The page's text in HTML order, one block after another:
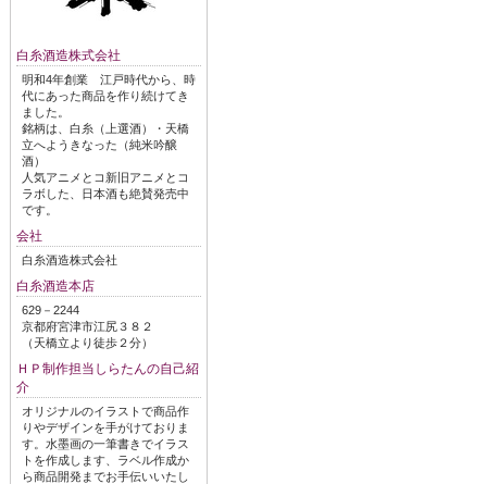
白糸酒造株式会社
明和4年創業 江戸時代から、時
代にあった商品を作り続けてき
ました。
銘柄は、白糸（上選酒）・天橋
立へようきなった（純米吟醸
酒）
人気アニメとコ新旧アニメとコ
ラボした、日本酒も絶賛発売中
です。
会社
白糸酒造株式会社
白糸酒造本店
629－2244
京都府宮津市江尻３８２
（天橋立より徒歩２分）
ＨＰ制作担当しらたんの自己紹
介
オリジナルのイラストで商品作
りやデザインを手がけておりま
す。水墨画の一筆書きでイラス
トを作成します、ラベル作成か
ら商品開発までお手伝いいたし